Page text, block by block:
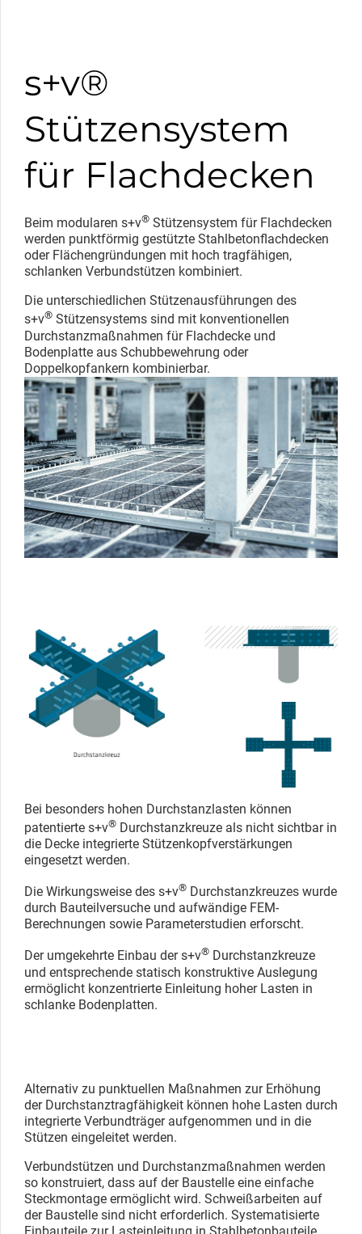
s+v®
Stützensystem
für Flachdecken
Beim modularen s+v® Stützensystem für Flachdecken
werden punktförmig gestützte Stahlbetonflachdecken
oder Flächengründungen mit hoch tragfähigen,
schlanken Verbundstützen kombiniert.
Die unterschiedlichen Stützenausführungen des
s+v® Stützensystems sind mit konventionellen
Durchstanzmaßnahmen für Flachdecke und
Bodenplatte aus Schubbewehrung oder
Doppelkopfankern kombinierbar.
Bei besonders hohen Durchstanzlasten können
patentierte s+v® Durchstanzkreuze als nicht sichtbar in
die Decke integrierte Stützenkopfverstärkungen
eingesetzt werden.
Die Wirkungsweise des s+v® Durchstanzkreuzes wurde
durch Bauteilversuche und aufwändige FEM-
Berechnungen sowie Parameterstudien erforscht.
Der umgekehrte Einbau der s+v® Durchstanzkreuze
und entsprechende statisch konstruktive Auslegung
ermöglicht konzentrierte Einleitung hoher Lasten in
schlanke Bodenplatten.
Alternativ zu punktuellen Maßnahmen zur Erhöhung
der Durchstanztragfähigkeit können hohe Lasten durch
integrierte Verbundträger aufgenommen und in die
Stützen eingeleitet werden.
Verbundstützen und Durchstanzmaßnahmen werden
so konstruiert, dass auf der Baustelle eine einfache
Steckmontage ermöglicht wird. Schweißarbeiten auf
der Baustelle sind nicht erforderlich. Systematisierte
Einbauteile zur Lasteinleitung in Stahlbetonbauteile